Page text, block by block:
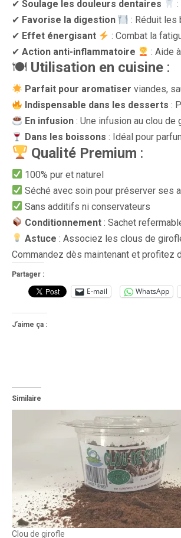
✔ Soulage les douleurs dentaires
✔ Favorise la digestion
: Réduit les
✔ Effet énergisant
: Combat la
✔ Action anti-inflammatoire : Aide
🍽 Utilisation en cuisine :
Parfait pour aromatiser viandes,
Indispensable dans les desserts :
En infusion : Une infusion au clou de
Dans les boissons : Idéal pour
Qualité Premium :
100% pur et naturel
Séché avec soin pour préserver ses
Sans additifs ni conservateurs
Conditionnement : Sachet
Astuce : Associez les clous de
Commandez dès maintenant et profitez
Partager :
E-mail WhatsApp
J’aime ça :
Similaire
Clou de girofle